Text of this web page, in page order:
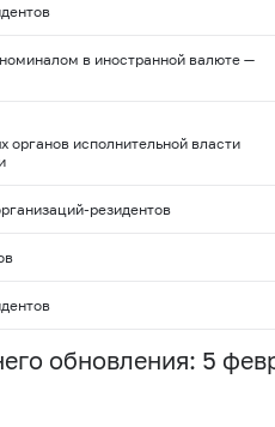
в иностранной валюте —
органов исполнительной власти
резидентов
обновления: 5